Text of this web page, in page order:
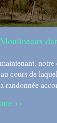
cours de
randonnée
>>